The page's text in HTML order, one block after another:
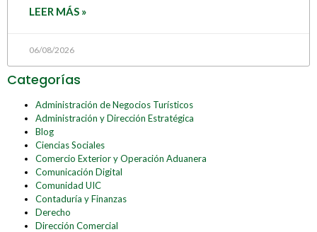
LEER MÁS »
06/08/2026
Categorías
Administración de Negocios Turísticos
Administración y Dirección Estratégica
Blog
Ciencias Sociales
Comercio Exterior y Operación Aduanera
Comunicación Digital
Comunidad UIC
Contaduría y Finanzas
Derecho
Dirección Comercial